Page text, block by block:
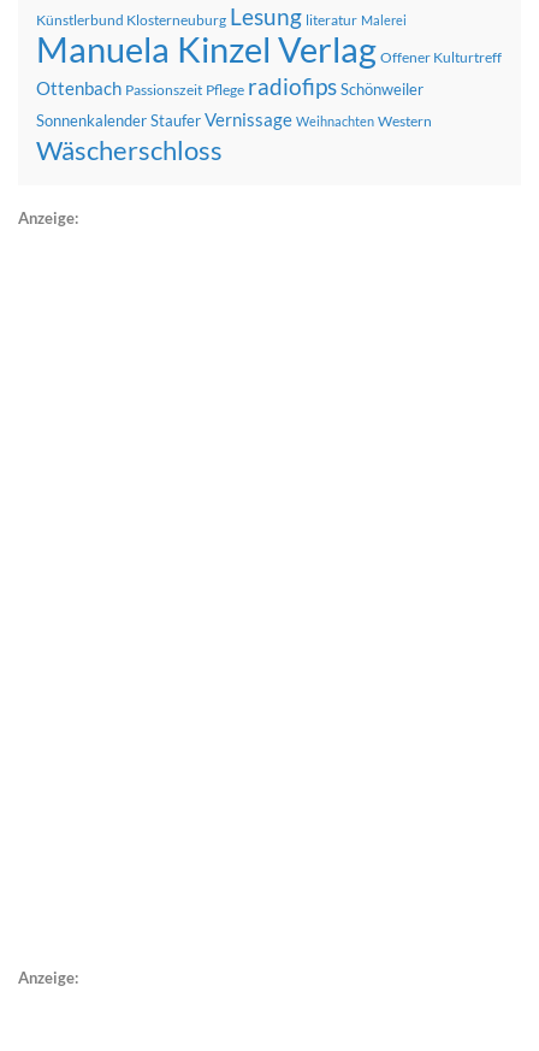
Künstlerbund Klosterneuburg Lesung literatur Malerei
Manuela Kinzel Verlag Offener Kulturtreff
Ottenbach Passionszeit Pflege radiofipsSchönweiler
SonnenkalenderStauferVernissage Weihnachten Western
Wäscherschloss
Anzeige:
Anzeige: